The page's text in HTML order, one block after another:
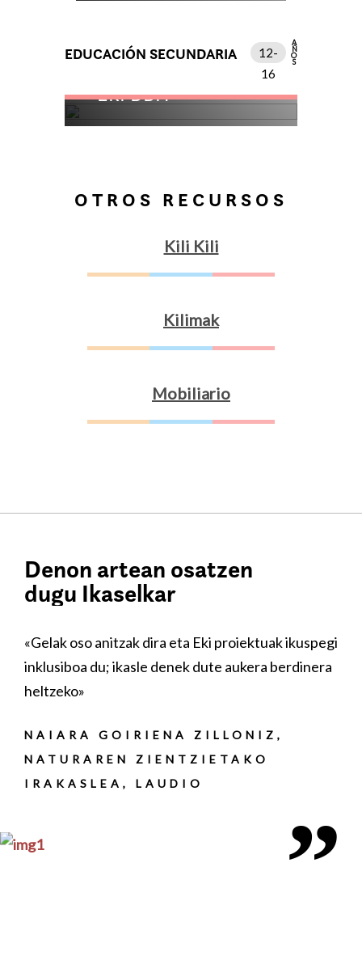
EDUCACIÓN SECUNDARIA
12-
16
AÑOS
EKI DBH
OTROS RECURSOS
Kili Kili
Kilimak
Mobiliario
Denon artean osatzen
dugu Ikaselkar
ikuspegi
aukera berdinera
«Euskal Herrian sortua da Eki
hurbilekoa dugu, eta
DABID DOMINGUEZ
EUSKARAKO